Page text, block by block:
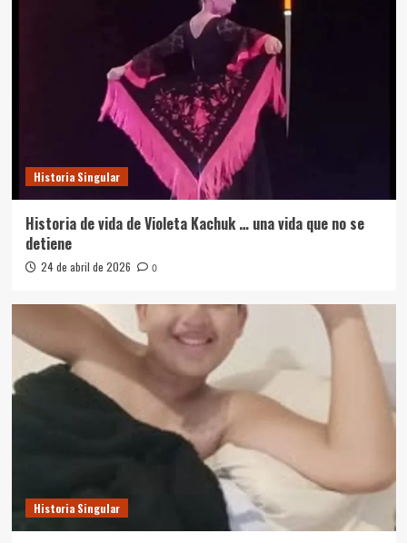
Historia Singular
Historia de vida de Violeta Kachuk … una vida que no se
detiene
24 de abril de 2026 0
Historia Singular